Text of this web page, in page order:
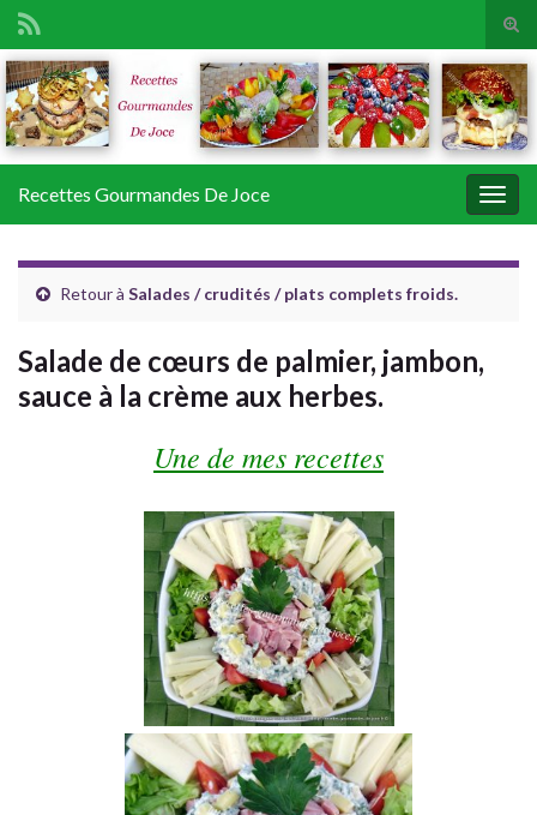
Search for:
Recettes Gourmandes De Joce
Retour à Salades / crudités / plats complets froids.
Salade de cœurs de palmier, jambon,
sauce à la crème aux herbes.
Une de mes recettes